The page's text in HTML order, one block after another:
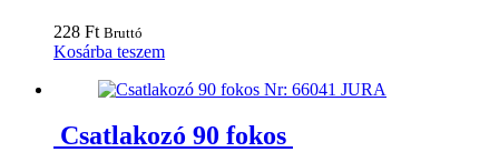
228 Ft Bruttó
Kosárba teszem
Csatlakozó 90 fokos